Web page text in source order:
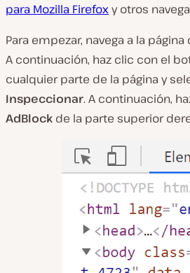
para Mozilla Firefoxy otros
Para empezar, navega a la
A continuación, haz clic con el
cualquier parte de la página y
Inspeccionar. A continuación,
AdBlock de la parte superior